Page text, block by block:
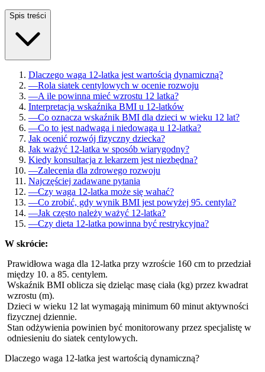
Spis treści
Dlaczego waga 12-latka jest wartością dynamiczną?
—Rola siatek centylowych w ocenie rozwoju
—A ile powinna mieć wzrostu 12 latka?
Interpretacja wskaźnika BMI u 12-latków
—Co oznacza wskaźnik BMI dla dzieci w wieku 12 lat?
—Co to jest nadwaga i niedowaga u 12-latka?
Jak ocenić rozwój fizyczny dziecka?
Jak ważyć 12-latka w sposób wiarygodny?
Kiedy konsultacja z lekarzem jest niezbędna?
—Zalecenia dla zdrowego rozwoju
Najczęściej zadawane pytania
—Czy waga 12-latka może się wahać?
—Co zrobić, gdy wynik BMI jest powyżej 95. centyla?
—Jak często należy ważyć 12-latka?
—Czy dieta 12-latka powinna być restrykcyjna?
W skrócie:
Prawidłowa waga dla 12-latka przy wzroście 160 cm to przedział
między 10. a 85. centylem.
Wskaźnik BMI oblicza się dzieląc masę ciała (kg) przez kwadrat
wzrostu (m).
Dzieci w wieku 12 lat wymagają minimum 60 minut aktywności
fizycznej dziennie.
Stan odżywienia powinien być monitorowany przez specjalistę w
odniesieniu do siatek centylowych.
Dlaczego waga 12-latka jest wartością dynamiczną?